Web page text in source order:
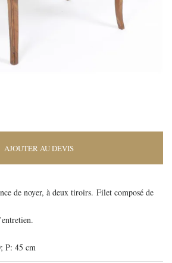
AJOUTER AU DEVIS
de noyer, à deux tiroirs. Filet composé de
P: 45 cm